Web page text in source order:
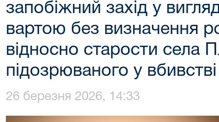
запобіжний захід у
вартою без визначення
відносно старости села
підозрюваного у вбивстві
26 березня 2026, 14:33